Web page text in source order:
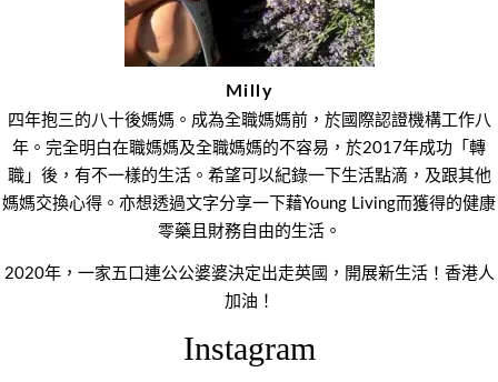
Milly
四年抱三的八十後媽媽。成為全職媽媽前，於國際認證機構工作八
年。完全明白在職媽媽及全職媽媽的不容易，於2017年成功「轉
職」後，有不一樣的生活。希望可以紀錄一下生活點滴，及跟其他
媽媽交換心得。亦想透過文字分享一下藉Young Living而獲得的健康
零藥且財務自由的生活。
2020年，一家五口連公公婆婆決定出走英國，開展新生活！香港人
加油！
Instagram